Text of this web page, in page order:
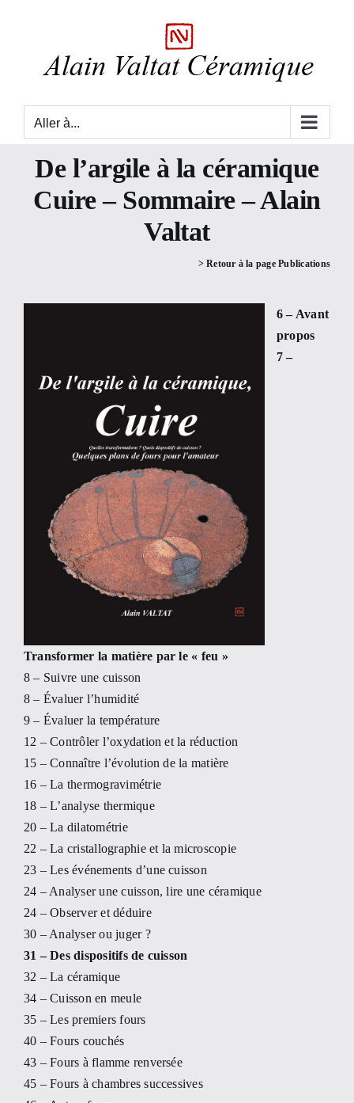
Aller à...
De l’argile à la céramique
Cuire – Sommaire – Alain
Valtat
> Retour à la page Publications
6 – Avant
propos
7 –
Transformer la matière par le « feu »
8 – Suivre une cuisson
8 – Évaluer l’humidité
9 – Évaluer la température
12 – Contrôler l’oxydation et la réduction
15 – Connaître l’évolution de la matière
16 – La thermogravimétrie
18 – L’analyse thermique
20 – La dilatométrie
22 – La cristallographie et la microscopie
23 – Les événements d’une cuisson
24 – Analyser une cuisson, lire une céramique
24 – Observer et déduire
30 – Analyser ou juger ?
31 – Des dispositifs de cuisson
32 – La céramique
34 – Cuisson en meule
35 – Les premiers fours
40 – Fours couchés
43 – Fours à flamme renversée
45 – Fours à chambres successives